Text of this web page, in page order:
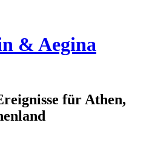
& Aegina
für Athen,